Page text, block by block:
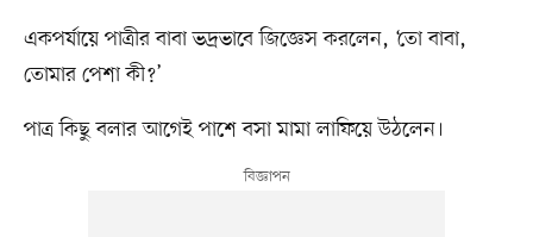
একপর্যায়ে পাত্রীর বাবা ভদ্রভাবে জিজ্ঞেস করলেন, ‘তো বাবা,
তোমার পেশা কী?’
পাত্র কিছু বলার আগেই পাশে বসা মামা লাফিয়ে উঠলেন।